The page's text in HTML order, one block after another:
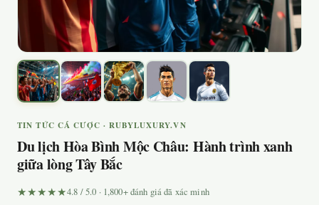
TIN TỨC CÁ CƯỢC · RUBYLUXURY.VN
Du lịch Hòa Bình Mộc Châu: Hành trình xanh
giữa lòng Tây Bắc
★★★★★4.8 / 5.0 · 1,800+ đánh giá đã xác minh